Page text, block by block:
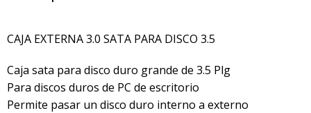
CAJA EXTERNA 3.0 SATA PARA DISCO 3.5
Caja sata para disco duro grande de 3.5 Plg
Para discos duros de PC de escritorio
Permite pasar un disco duro interno a externo